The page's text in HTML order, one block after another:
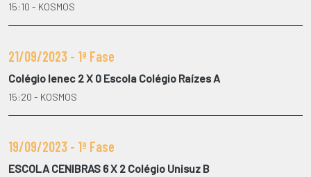
15:10 - KOSMOS
21/09/2023 - 1ª Fase
Colégio Ienec 2 X 0 Escola Colégio Raízes A
15:20 - KOSMOS
19/09/2023 - 1ª Fase
ESCOLA CENIBRAS 6 X 2 Colégio Unisuz B